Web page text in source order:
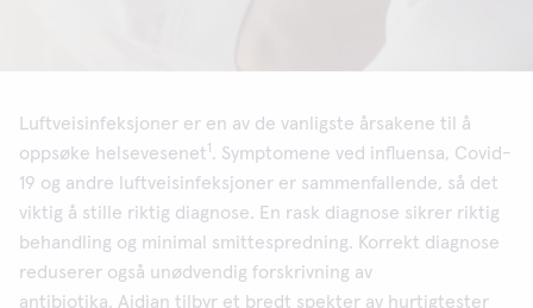
Luftveisinfeksjoner er en av de vanligste årsakene til å
oppsøke helsevesenet1 . Symptomene ved influensa, Covid-
19 og andre luftveisinfeksjoner er sammenfallende, så det
viktig å stille riktig diagnose. En rask diagnose sikrer riktig
behandling og minimal smittespredning. Korrekt diagnose
reduserer også unødvendig forskrivning av
antibiotika. Aidian tilbyr et bredt spekter av hurtigtester